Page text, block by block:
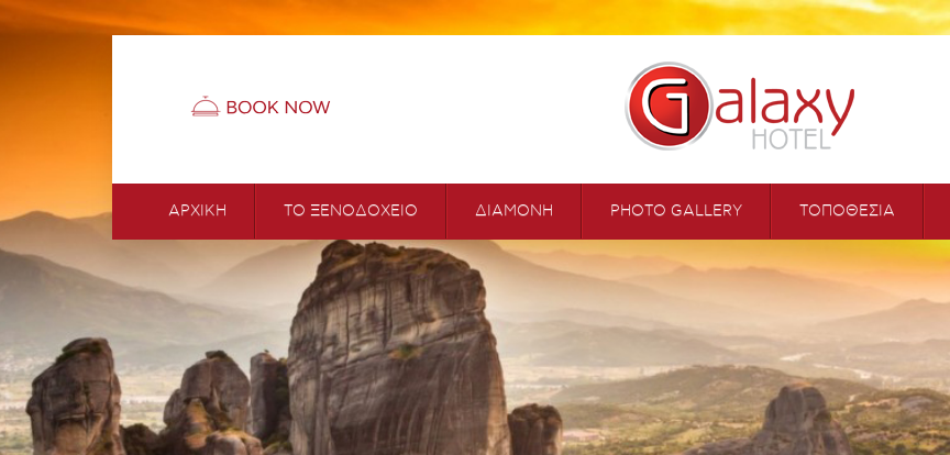
ΑΡΧΙΚΗ ΤΟ ΞΕΝΟΔΟΧΕΙΟ ΔΙΑΜΟΝΗ PHOTO GALLERY ΤΟΠΟΘΕΣΙΑ